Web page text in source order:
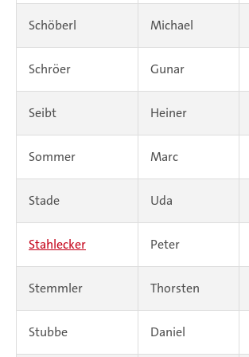
Schöberl Michael
Schröer Gunar
Seibt Heiner
Sommer Marc
Stade Uda
Stahlecker Peter
Stemmler Thorsten
Stubbe Daniel